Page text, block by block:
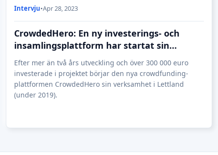
Intervju•Apr 28, 2023
CrowdedHero: En ny investerings- och
insamlingsplattform har startat sin
verksamhet i Lettland
Efter mer än två års utveckling och över 300 000 euro
investerade i projektet börjar den nya crowdfunding-
plattformen CrowdedHero sin verksamhet i Lettland
(under 2019).